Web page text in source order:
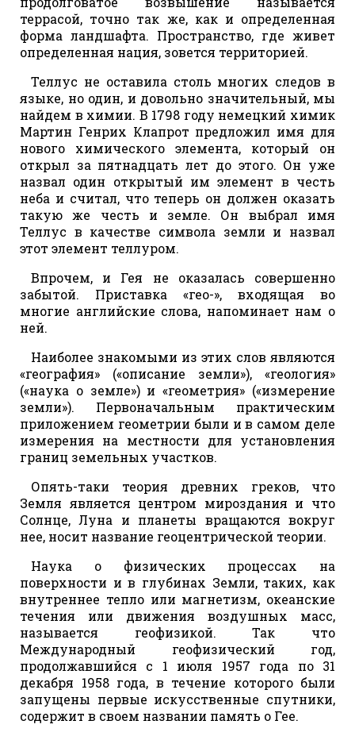
террасой, точно так же, как и определенная
форма ландшафта. Пространство, где живет
определенная нация, зовется территорией.
Теллус не оставила столь многих следов в
языке, но один, и довольно значительный, мы
найдем в химии. В 1798 году немецкий химик
Мартин Генрих Клапрот предложил имя для
нового химического элемента, который он
открыл за пятнадцать лет до этого. Он уже
назвал один открытый им элемент в честь
неба и считал, что теперь он должен оказать
такую же честь и земле. Он выбрал имя
Теллус в качестве символа земли и назвал
этот элемент теллуром.
Впрочем, и Гея не оказалась совершенно
забытой. Приставка «гео-», входящая во
многие английские слова, напоминает нам о
ней.
Наиболее знакомыми из этих слов являются
«география» («описание земли»), «геология»
(«наука о земле») и «геометрия» («измерение
земли»). Первоначальным практическим
приложением геометрии были и в самом деле
измерения на местности для установления
границ земельных участков.
Опять-таки теория древних греков, что
Земля является центром мироздания и что
Солнце, Луна и планеты вращаются вокруг
нее, носит название геоцентрической теории.
Наука о физических процессах на
поверхности и в глубинах Земли, таких, как
внутреннее тепло или магнетизм, океанские
течения или движения воздушных масс,
называется геофизикой. Так что
Международный геофизический год,
продолжавшийся с 1 июля 1957 года по 31
декабря 1958 года, в течение которого были
запущены первые искусственные спутники,
содержит в своем названии память о Гее.